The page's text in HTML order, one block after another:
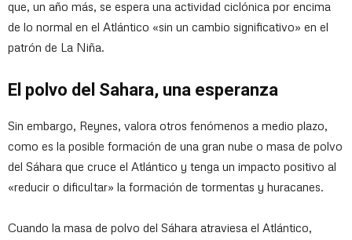
que, un año más, se espera una actividad ciclónica por encima
de lo normal en el Atlántico «sin un cambio significativo» en el
patrón de La Niña.
El polvo del Sahara, una esperanza
Sin embargo, Reynes, valora otros fenómenos a medio plazo,
como es la posible formación de una gran nube o masa de polvo
del Sáhara que cruce el Atlántico y tenga un impacto positivo al
«reducir o dificultar» la formación de tormentas y huracanes.
Cuando la masa de polvo del Sáhara atraviesa el Atlántico,